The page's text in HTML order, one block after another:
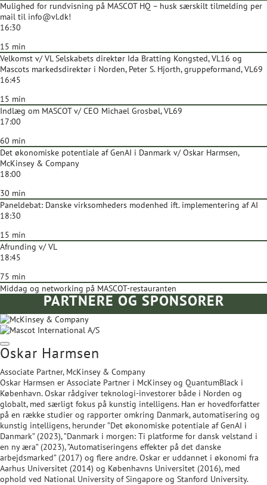
Mulighed for rundvisning på MASCOT HQ – husk særskilt tilmelding per
mail til info@vl.dk!
16:30
15 min
Velkomst v/ VL Selskabets direktør Ida Bratting Kongsted, VL16 og
Mascots markedsdirektør i Norden, Peter S. Hjorth, gruppeformand, VL69
16:45
15 min
Indlæg om MASCOT v/ CEO Michael Grosbøl, VL69
17:00
60 min
Det økonomiske potentiale af GenAI i Danmark v/ Oskar Harmsen,
McKinsey & Company
18:00
30 min
Paneldebat: Danske virksomheders modenhed ift. implementering af AI
18:30
15 min
Afrunding v/ VL
18:45
75 min
Middag og networking på MASCOT-restauranten
PARTNERE OG SPONSORER
Oskar Harmsen
Associate Partner, McKinsey & Company
Oskar Harmsen er Associate Partner i McKinsey og QuantumBlack i
København. Oskar rådgiver teknologi-investorer både i Norden og
globalt, med særligt fokus på kunstig intelligens. Han er hovedforfatter
på en række studier og rapporter omkring Danmark, automatisering og
kunstig intelligens, herunder ”Det økonomiske potentiale af GenAI i
Danmark” (2023), ”Danmark i morgen: Ti platforme for dansk velstand i
en ny æra” (2023), ”Automatiseringens effekter på det danske
arbejdsmarked” (2017) og flere andre. Oskar er uddannet i økonomi fra
Aarhus Universitet (2014) og Københavns Universitet (2016), med
ophold ved National University of Singapore og Stanford University.